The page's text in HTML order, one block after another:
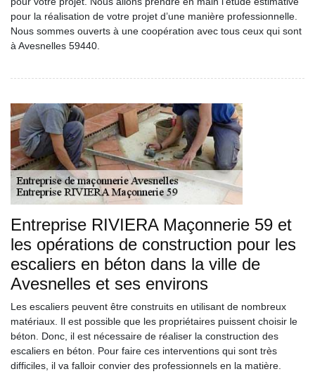
pour la réalisation de votre projet d’une manière professionnelle.
Nous sommes ouverts à une coopération avec tous ceux qui sont
à Avesnelles 59440.
Entreprise RIVIERA Maçonnerie 59 et
les opérations de construction pour les
escaliers en béton dans la ville de
Avesnelles et ses environs
Les escaliers peuvent être construits en utilisant de nombreux
matériaux. Il est possible que les propriétaires puissent choisir le
béton. Donc, il est nécessaire de réaliser la construction des
escaliers en béton. Pour faire ces interventions qui sont très
difficiles, il va falloir convier des professionnels en la matière.